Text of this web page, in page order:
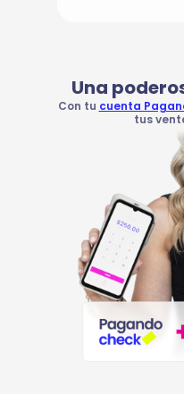
Una
Con tu cuenta
tus